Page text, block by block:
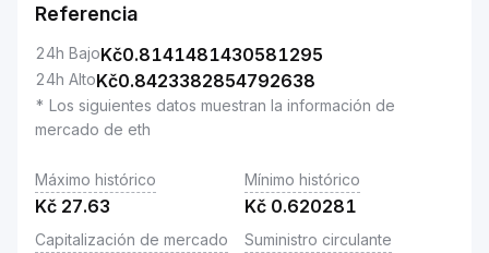
Referencia
24h BajoKč0.8141481430581295
24h AltoKč0.8423382854792638
* Los siguientes datos muestran la información de
mercado de eth
Máximo histórico
Kč 27.63
Mínimo histórico
Kč 0.620281
Capitalización de mercado Suministro circulante